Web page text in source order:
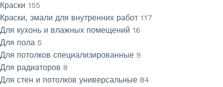
Краски 155
Краски, эмали для внутренних работ 117
Для кухонь и влажных помещений 16
Для пола 5
Для потолков специализированные 9
Для радиаторов 8
Для стен и потолков универсальные 84